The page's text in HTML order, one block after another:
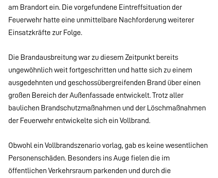
am Brandort ein. Die vorgefundene Eintreffsituation der
Feuerwehr hatte eine unmittelbare Nachforderung weiterer
Einsatzkräfte zur Folge.
Die Brandausbreitung war zu diesem Zeitpunkt bereits
ungewöhnlich weit fortgeschritten und hatte sich zu einem
ausgedehnten und geschossübergreifenden Brand über einen
großen Bereich der Außenfassade entwickelt. Trotz aller
baulichen Brandschutzmaßnahmen und der Löschmaßnahmen
der Feuerwehr entwickelte sich ein Vollbrand.
Obwohl ein Vollbrandszenario vorlag, gab es keine wesentlichen
Personenschäden. Besonders ins Auge fielen die im
öffentlichen Verkehrsraum parkenden und durch die